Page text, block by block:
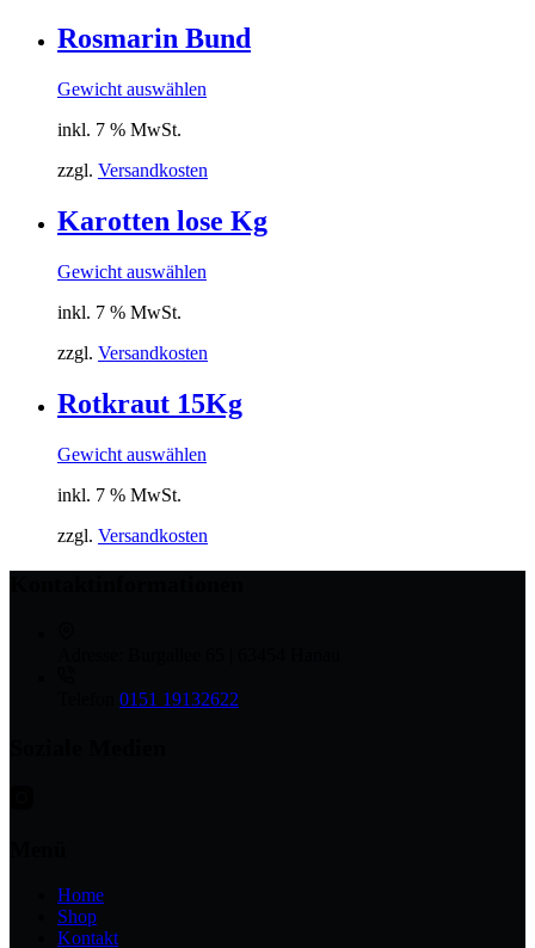
Rosmarin Bund
Gewicht auswählen
inkl. 7 % MwSt.
zzgl. Versandkosten
Karotten lose Kg
Gewicht auswählen
inkl. 7 % MwSt.
zzgl. Versandkosten
Rotkraut 15Kg
Gewicht auswählen
inkl. 7 % MwSt.
zzgl. Versandkosten
0151 19132622
Home
Shop
Kontakt